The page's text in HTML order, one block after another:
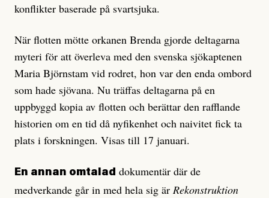
konflikter baserade på svartsjuka.
När flotten mötte orkanen Brenda gjorde deltagarna
myteri för att överleva med den svenska sjökaptenen
Maria Björnstam vid rodret, hon var den enda ombord
som hade sjövana. Nu träffas deltagarna på en
uppbyggd kopia av flotten och berättar den rafflande
historien om en tid då nyfikenhet och naivitet fick ta
plats i forskningen. Visas till 17 januari.
En annan omtalad dokumentär där de
medverkande går in med hela sig är Rekonstruktion